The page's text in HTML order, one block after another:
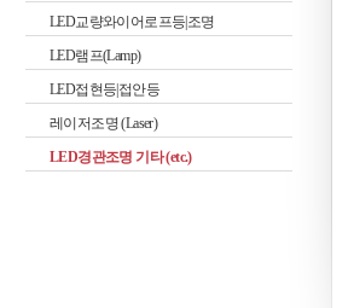
LED교량와이어로프등|조명
LED램프(Lamp)
LED접현등|접안등
레이저조명 (Laser)
LED경관조명 기타 (etc.)